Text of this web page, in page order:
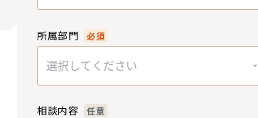
所属部門 必須
選択してください
相談内容 任意